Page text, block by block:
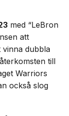
med “LeBron
att
dubbla
till
Warriors
också slog